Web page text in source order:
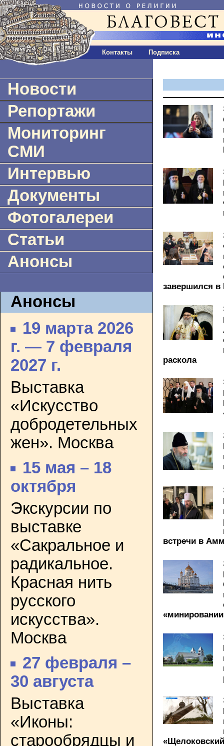
Контакты Подписка
Новости
Репортажи
Мониторинг
СМИ
Интервью
Документы
Фотогалереи
Статьи
Анонсы
Анонсы
19 марта 2026
г. — 7 февраля
2027 г.
Выставка
«Искусство
добродетельных
жен». Москва
15 мая – 18
октября
Экскурсии по
выставке
«Сакральное и
радикальное.
Красная нить
русского
искусства».
Москва
27 февраля –
30 августа
Выставка
«Иконы:
старообрядцы и
завершился в
раскола
встречи в